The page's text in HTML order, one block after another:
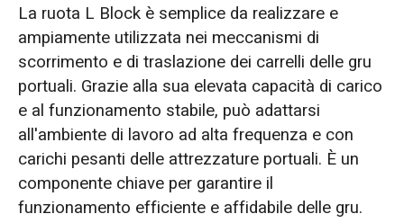
La ruota L Block è semplice da realizzare e
ampiamente utilizzata nei meccanismi di
scorrimento e di traslazione dei carrelli delle gru
portuali. Grazie alla sua elevata capacità di carico
e al funzionamento stabile, può adattarsi
all'ambiente di lavoro ad alta frequenza e con
carichi pesanti delle attrezzature portuali. È un
componente chiave per garantire il
funzionamento efficiente e affidabile delle gru.